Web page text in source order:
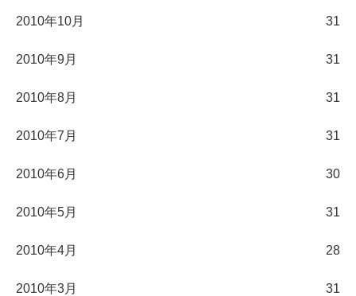
2010年10月 31
2010年9月 31
2010年8月 31
2010年7月 31
2010年6月 30
2010年5月 31
2010年4月 28
2010年3月 31